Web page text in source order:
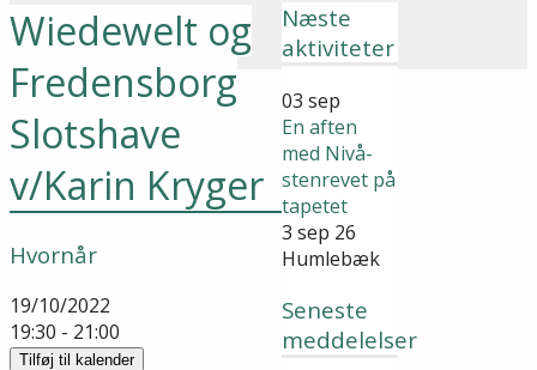
Næste
aktiviteter
03 sep
En aften
med Nivå-
stenrevet på
tapetet
3 sep 26
Humlebæk
Seneste
meddelelser
Wiedewelt og
Fredensborg
Slotshave
v/Karin Kryger
Hvornår
19/10/2022
19:30 - 21:00
Tilføj til kalender